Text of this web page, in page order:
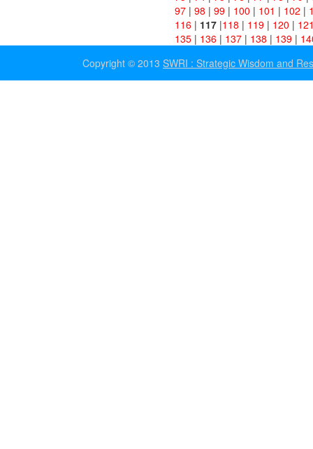
97 | 98 | 99 | 100 | 101 | 102 |
116 | 117 |118 | 119 | 120 |
135 | 136 | 137 | 138 | 139 |
Copyright © 2013 SWRI : Strategic Wisdom and